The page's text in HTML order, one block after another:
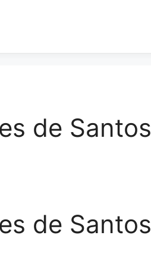
de Santos
de Santos